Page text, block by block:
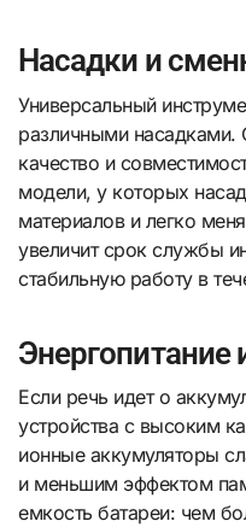
Насадки и
Универсальный
различными насадками.
качество и
модели, у которых
материалов и легко
увеличит срок службы
стабильную работу в
Энергопитание
Если речь идет о
устройства с высоким
ионные аккумуляторы
и меньшим эффектом
емкость батареи: чем